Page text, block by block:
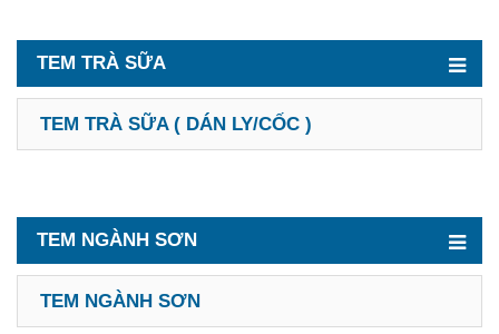
TEM TRÀ SỮA
TEM TRÀ SỮA ( DÁN LY/CỐC )
TEM NGÀNH SƠN
TEM NGÀNH SƠN